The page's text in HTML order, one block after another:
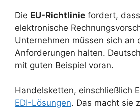
Die EU-Richtlinie fordert,
elektronische
Unternehmen müssen sich an
Anforderungen halten.
mit guten Beispiel voran.
Handelsketten, einschließlich
EDI-Lösungen. Das macht sie